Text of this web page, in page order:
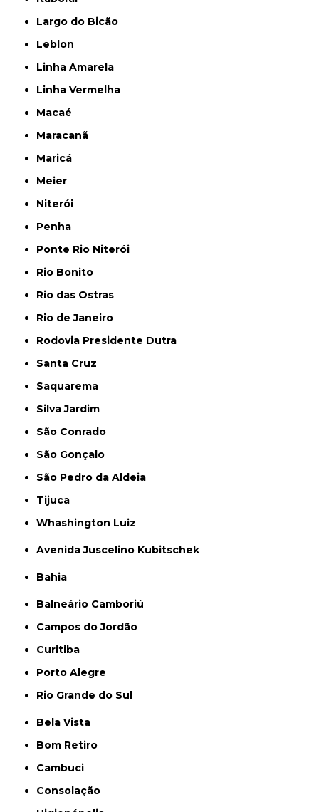
Largo do Bicão
Leblon
Linha Amarela
Linha Vermelha
Macaé
Maracanã
Maricá
Meier
Niterói
Penha
Ponte Rio Niterói
Rio Bonito
Rio das Ostras
Rio de Janeiro
Rodovia Presidente Dutra
Santa Cruz
Saquarema
Silva Jardim
São Conrado
São Gonçalo
São Pedro da Aldeia
Tijuca
Whashington Luiz
Avenida Juscelino Kubitschek
Bahia
Balneário Camboriú
Campos do Jordão
Curitiba
Porto Alegre
Rio Grande do Sul
Bela Vista
Bom Retiro
Cambuci
Consolação